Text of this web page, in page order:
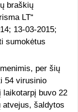
braškių
LT“
13-03-2015;
sumokėtus
per šių
54 virusinio
laikotarpį buvo 22
šaldytos